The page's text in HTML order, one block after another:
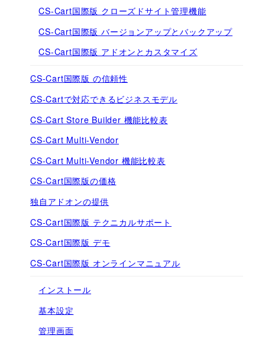
CS-Cart国際版 クローズドサイト管理機能
CS-Cart国際版 バージョンアップとバックアップ
CS-Cart国際版 アドオンとカスタマイズ
CS-Cart国際版 の信頼性
CS-Cartで対応できるビジネスモデル
CS-Cart Store Builder 機能比較表
CS-Cart Multi-Vendor
CS-Cart Multi-Vendor 機能比較表
CS-Cart国際版の価格
独自アドオンの提供
CS-Cart国際版 テクニカルサポート
CS-Cart国際版 デモ
CS-Cart国際版 オンラインマニュアル
インストール
基本設定
管理画面